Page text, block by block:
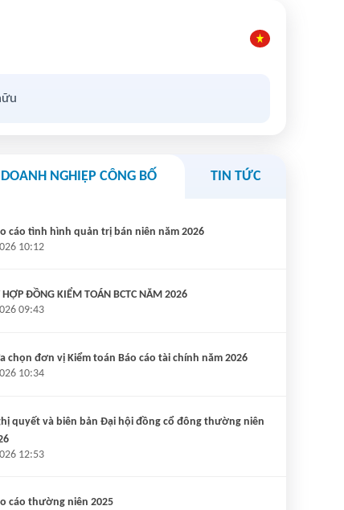
NGHIỆP CÔNG BỐ TIN TỨC
cáo tình hình quản trị bán niên năm 2026
10:12
HỢP ĐỒNG KIỂM TOÁN BCTC NĂM 2026
09:43
chọn đơn vị Kiểm toán Báo cáo tài chính năm 2026
10:34
quyết và biên bản Đại hội đồng cổ đông thường niên
12:53
cáo thường niên 2025